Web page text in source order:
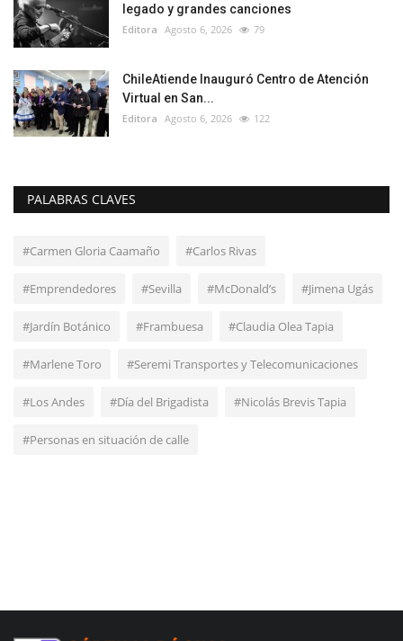
legado y grandes canciones
Editora Agosto 6, 2026 79
ChileAtiende Inauguró Centro de Atención
Virtual en San...
Editora Agosto 6, 2026 122
PALABRAS CLAVES
#Carmen Gloria Caamaño #Carlos Rivas
#Emprendedores #Sevilla #McDonald’s #Jimena Ugás
#Jardín Botánico #Frambuesa #Claudia Olea Tapia
#Marlene Toro #Seremi Transportes y Telecomunicaciones
#Los Andes #Día del Brigadista #Nicolás Brevis Tapia
#Personas en situación de calle